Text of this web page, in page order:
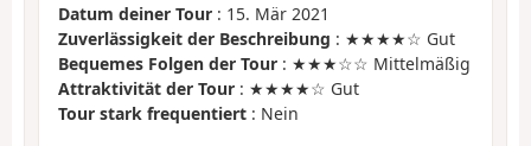
Datum deiner Tour : 15. Mär 2021
Zuverlässigkeit der Beschreibung : ★★★★☆ Gut
Bequemes Folgen der Tour : ★★★☆☆ Mittelmäßig
Attraktivität der Tour : ★★★★☆ Gut
Tour stark frequentiert : Nein